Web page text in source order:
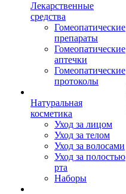
Лекарственные
средства
Гомеопатические
препараты
Гомеопатические
аптечки
Гомеопатические
протоколы
Натуральная
косметика
Уход за лицом
Уход за телом
Уход за волосами
Уход за полостью
рта
Наборы